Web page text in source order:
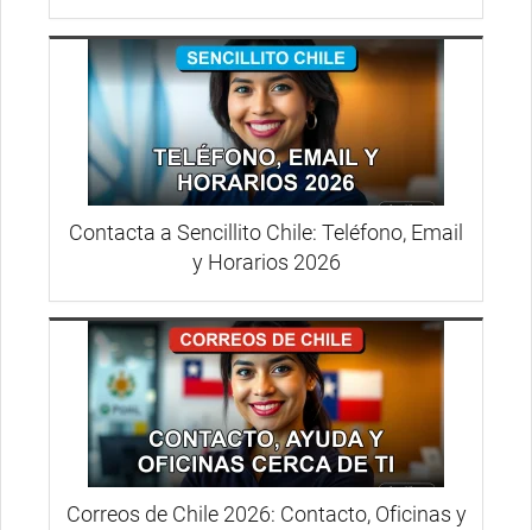
Contacta a Sencillito Chile: Teléfono, Email
y Horarios 2026
Correos de Chile 2026: Contacto, Oficinas y